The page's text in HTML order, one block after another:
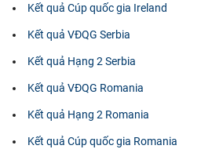
Kết quả Cúp quốc gia Ireland
Kết quả VĐQG Serbia
Kết quả Hạng 2 Serbia
Kết quả VĐQG Romania
Kết quả Hạng 2 Romania
Kết quả Cúp quốc gia Romania